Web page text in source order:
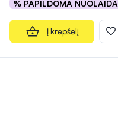
% PAPILDOMA NUOLAIDA
Į krepšelį